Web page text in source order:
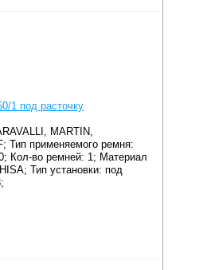
1 под расточку
MARTIN,
Тип применяемого ремня:
Кол-во ремней: 1; Материал
Тип установки: под